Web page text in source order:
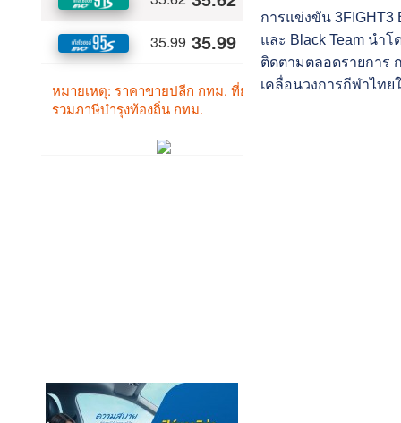
การแข่งขัน 3FIGHT3
และ Black Team นำ
ติดตามตลอดรายการ
เคลื่อนวงการกีฬาไท